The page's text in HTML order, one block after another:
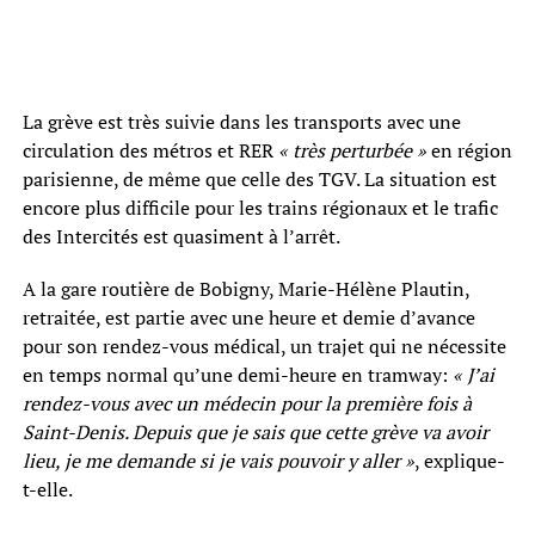
La grève est très suivie dans les transports avec une
circulation des métros et RER « très perturbée »en région
parisienne, de même que celle des TGV. La situation est
encore plus difficile pour les trains régionaux et le trafic
des Intercités est quasiment à l’arrêt.
A la gare routière de Bobigny, Marie-Hélène Plautin,
retraitée, est partie avec une heure et demie d’avance
pour son rendez-vous médical, un trajet qui ne nécessite
en temps normal qu’une demi-heure en tramway: « J’ai
rendez-vous avec un médecin pour la première fois à
Saint-Denis. Depuis que je sais que cette grève va avoir
lieu, je me demande si je vais pouvoir y aller », explique-
t-elle.